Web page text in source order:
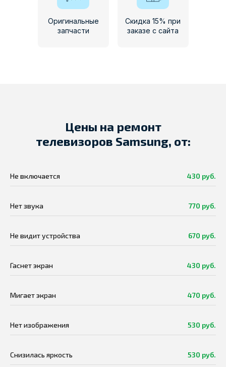
Оригинальные
запчасти
Скидка 15% при
заказе с сайта
Цены на ремонт
телевизоров Samsung, от:
Не включается 430 руб.
Нет звука 770 руб.
Не видит устройства 670 руб.
Гаснет экран 430 руб.
Мигает экран 470 руб.
Нет изображения 530 руб.
Снизилась яркость 530 руб.